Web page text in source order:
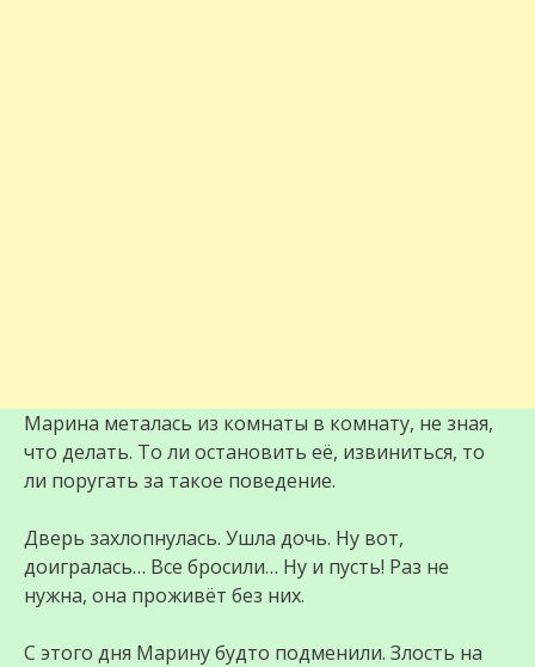
Марина металась из комнаты в комнату, не зная,
что делать. То ли остановить её, извиниться, то
ли поругать за такое поведение.
Дверь захлопнулась. Ушла дочь. Ну вот,
доигралась… Все бросили… Ну и пусть! Раз не
нужна, она проживёт без них.
С этого дня Марину будто подменили. Злость на